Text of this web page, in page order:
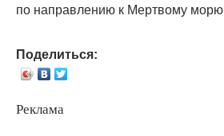
по направлению к Мертвому морю.
Поделиться:
Реклама